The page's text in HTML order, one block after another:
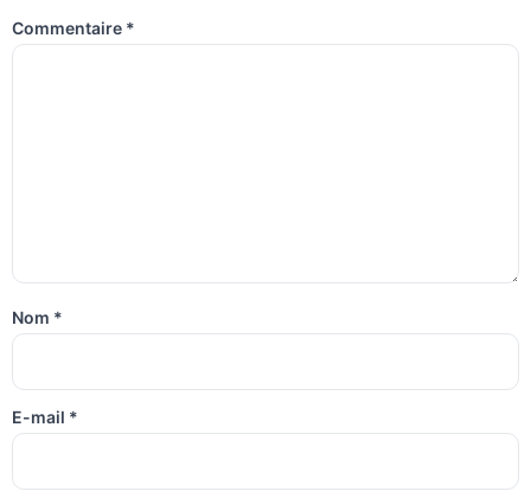
Commentaire *
Nom *
E-mail *